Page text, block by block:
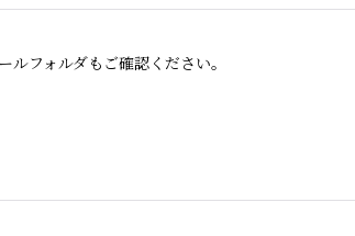
フォルダもご確認ください。